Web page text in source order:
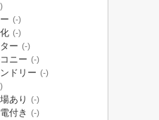
(-)
(-)
ー (-)
ニー (-)
ドリー (-)
あり (-)
付き (-)